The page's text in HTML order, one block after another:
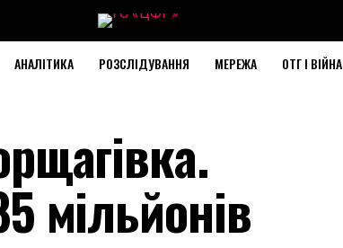
АНАЛІТИКА РОЗСЛІДУВАННЯ МЕРЕЖА ОТГ І ВІЙНА
мільйонів